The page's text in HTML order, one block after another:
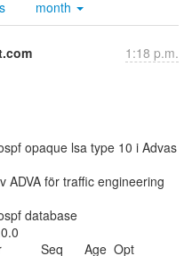
month
1:18 p.m.
opaque lsa type 10 i Advas
ADVA för traffic engineering
database